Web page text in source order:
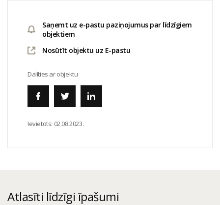
Saņemt uz e-pastu paziņojumus par līdzīgiem
objektiem
Nosūtīt objektu uz E-pastu
Dalīties ar objektu
Ievietots: 02.08.2023.
Atlasīti līdzīgi īpašumi